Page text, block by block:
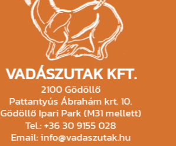
VADÁSZUTAK KFT.
2100 Gödöllő
Pattantyús Ábrahám krt. 10.
Gödöllő Ipari Park (M31 mellett)
Tel.: +36 30 9155 028
Email: info@vadaszutak.hu